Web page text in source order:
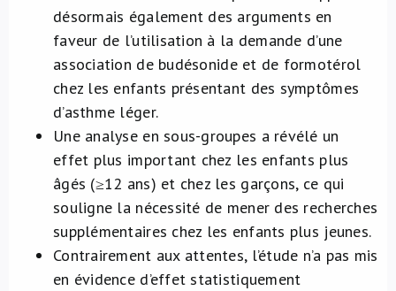
désormais également des arguments en
faveur de l’utilisation à la demande d’une
association de budésonide et de formotérol
chez les enfants présentant des symptômes
d’asthme léger.
Une analyse en sous-groupes a révélé un
effet plus important chez les enfants plus
âgés (≥12 ans) et chez les garçons, ce qui
souligne la nécessité de mener des recherches
supplémentaires chez les enfants plus jeunes.
Contrairement aux attentes, l’étude n’a pas mis
en évidence d’effet statistiquement